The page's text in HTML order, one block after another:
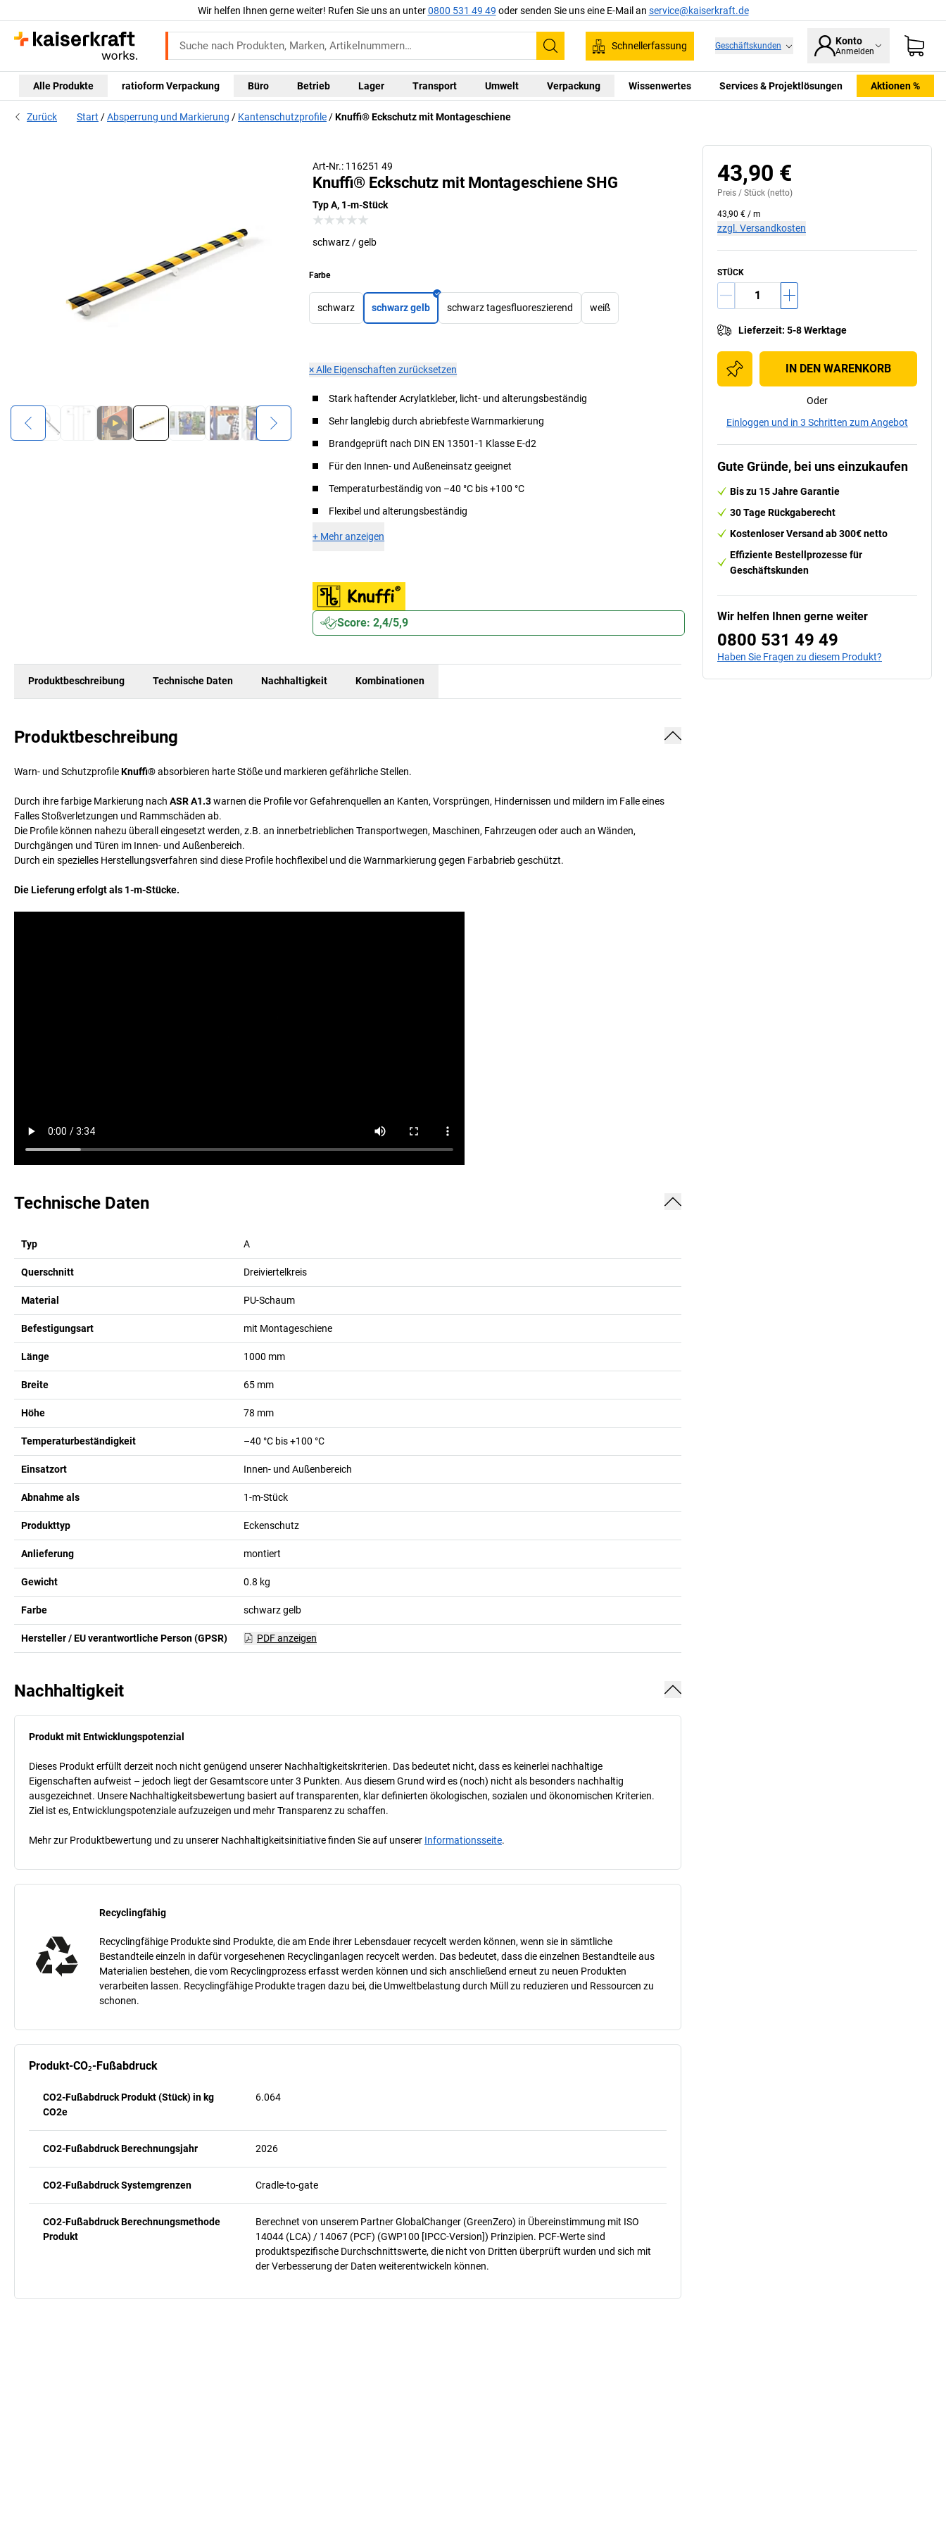
Wir helfen Ihnen gerne weiter! Rufen Sie uns an unter0800 531 49 49 oder senden Sie uns eine E-Mail an service@kaiserkraft.de
Suchen
Schnellerfassung Geschäftskunden Konto
Anmelden
Alle Produkte ratioform Verpackung Büro Betrieb Lager Transport Umwelt Verpackung Wissenwertes Services & Projektlösungen Aktionen %
Zurück Start Absperrung und Markierung Kantenschutzprofile Knuffi® Eckschutz mit Montageschiene
Art-Nr.: 116251 49
Knuffi® Eckschutz mit Montageschiene SHG
Typ A, 1-m-Stück
schwarz / gelb
Farbe
schwarz schwarz gelb schwarz tagesfluoreszierend weiß
×Alle Eigenschaften zurücksetzen
Stark haftender Acrylatkleber, licht- und alterungsbeständig
Sehr langlebig durch abriebfeste Warnmarkierung
Brandgeprüft nach DIN EN 13501-1 Klasse E-d2
Für den Innen- und Außeneinsatz geeignet
Temperaturbeständig von –40 °C bis +100 °C
Flexibel und alterungsbeständig
+ Mehr anzeigen
Score: 2,4/5,9
Produktbeschreibung Technische Daten Nachhaltigkeit Kombinationen
Produktbeschreibung
Warn- und SchutzprofileKnuffi®absorbieren harte Stöße und markieren gefährliche Stellen.
Durch ihre farbige Markierung nach ASR A1.3warnen die Profile vor Gefahrenquellen an Kanten, Vorsprüngen, Hindernissen und mildern im Falle eines
Falles Stoßverletzungen und Rammschäden ab.
Die Profile können nahezu überall eingesetzt werden, z.B. an innerbetrieblichen Transportwegen, Maschinen, Fahrzeugen oder auch an Wänden,
Durchgängen und Türen im Innen- und Außenbereich.
Durch ein spezielles Herstellungsverfahren sind diese Profile hochflexibel und die Warnmarkierung gegen Farbabrieb geschützt.
Die Lieferung erfolgt als 1-m-Stücke.
Technische Daten
Typ A
Querschnitt Dreiviertelkreis
Material PU-Schaum
Befestigungsart mit Montageschiene
Länge 1000 mm
Breite 65 mm
Höhe 78 mm
Temperaturbeständigkeit –40 °C bis +100 °C
Einsatzort Innen- und Außenbereich
Abnahme als 1-m-Stück
Produkttyp Eckenschutz
Anlieferung montiert
Gewicht 0.8 kg
Farbe schwarz gelb
Hersteller / EU verantwortliche Person (GPSR) PDF anzeigen
Nachhaltigkeit
Produkt mit Entwicklungspotenzial
Dieses Produkt erfüllt derzeit noch nicht genügend unserer Nachhaltigkeitskriterien. Das bedeutet nicht, dass es keinerlei nachhaltige
Eigenschaften aufweist – jedoch liegt der Gesamtscore unter 3 Punkten. Aus diesem Grund wird es (noch) nicht als besonders nachhaltig
ausgezeichnet. Unsere Nachhaltigkeitsbewertung basiert auf transparenten, klar definierten ökologischen, sozialen und ökonomischen Kriterien.
Ziel ist es, Entwicklungspotenziale aufzuzeigen und mehr Transparenz zu schaffen.
Mehr zur Produktbewertung und zu unserer Nachhaltigkeitsinitiative finden Sie auf unserer Informationsseite.
Recyclingfähig
Recyclingfähige Produkte sind Produkte, die am Ende ihrer Lebensdauer recycelt werden können, wenn sie in sämtliche
Bestandteile einzeln in dafür vorgesehenen Recyclinganlagen recycelt werden. Das bedeutet, dass die einzelnen Bestandteile aus
Materialien bestehen, die vom Recyclingprozess erfasst werden können und sich anschließend erneut zu neuen Produkten
verarbeiten lassen. Recyclingfähige Produkte tragen dazu bei, die Umweltbelastung durch Müll zu reduzieren und Ressourcen zu
schonen.
Produkt-CO₂-Fußabdruck
CO2-Fußabdruck Produkt (Stück) in kg
CO2e
6.064
CO2-Fußabdruck Berechnungsjahr 2026
CO2-Fußabdruck Systemgrenzen Cradle-to-gate
CO2-Fußabdruck Berechnungsmethode
Produkt
Berechnet von unserem Partner GlobalChanger (GreenZero) in Übereinstimmung mit ISO
14044 (LCA) / 14067 (PCF) (GWP100 [IPCC-Version]) Prinzipien. PCF-Werte sind
produktspezifische Durchschnittswerte, die nicht von Dritten überprüft wurden und sich mit
der Verbesserung der Daten weiterentwickeln können.
43,90 €
Preis / Stück (netto)
43,90 € / m
zzgl. Versandkosten
STÜCK
Lieferzeit: 5-8 Werktage
IN DEN WARENKORB
Oder
Einloggen und in 3 Schritten zum Angebot
Gute Gründe, bei uns einzukaufen
Bis zu 15 Jahre Garantie
30 Tage Rückgaberecht
Kostenloser Versand ab 300€ netto
Effiziente Bestellprozesse für
Geschäftskunden
Wir helfen Ihnen gerne weiter
0800 531 49 49
Haben Sie Fragen zu diesem Produkt?